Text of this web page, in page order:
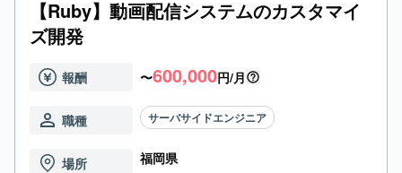
【Ruby】動画配信システムのカスタマイ
ズ開発
報酬 〜600,000円/月
職種 サーバサイドエンジニア
場所 福岡県